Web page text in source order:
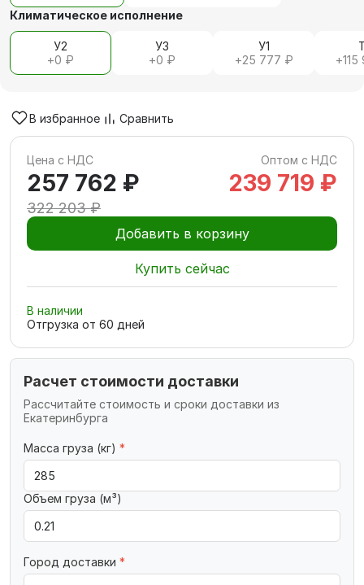
Климатическое исполнение
У2
+0 ₽
У3
+0 ₽
У1
+25 777 ₽
+
В избранное Сравнить
Цена с НДС Оптом с НДС
257 762 ₽
322 203 ₽
239 719 ₽
Добавить в корзину
Купить сейчас
В наличии
Отгрузка от 60 дней
Расчет стоимости доставки
Рассчитайте стоимость и сроки доставки из
Екатеринбурга
Масса груза (кг) *
Объем груза (м³)
Город доставки *